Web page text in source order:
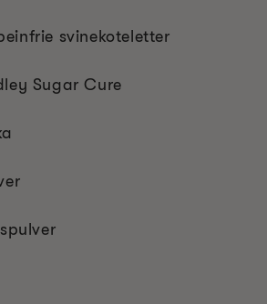
svinekoteletter
Sugar Cure